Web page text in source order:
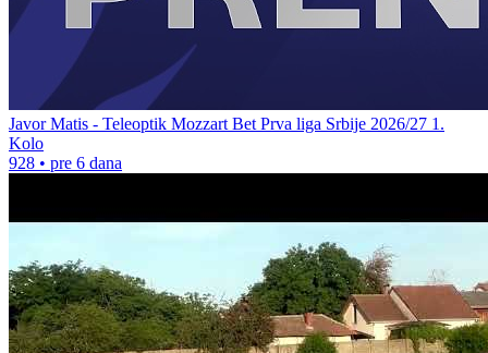
Javor Matis - Teleoptik Mozzart Bet Prva liga Srbije 2026/27 1.
Kolo
928 • pre 6 dana